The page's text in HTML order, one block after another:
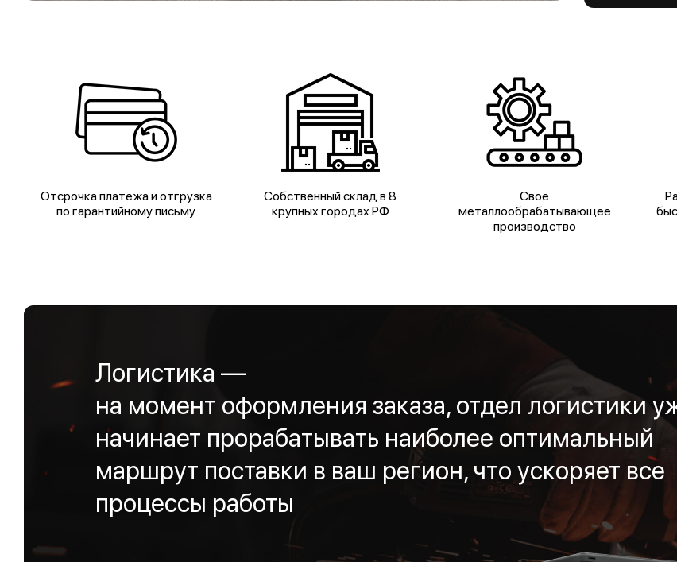
Отсрочка платежа и отгрузка
по гарантийному письму
Собственный склад в 8
крупных городах РФ
Свое
металлообрабатывающее
производство
Логистика —
на момент оформления заказа, отдел логистики
начинает прорабатывать наиболее оптимальный
маршрут поставки в ваш регион, что ускоряет все
процессы работы